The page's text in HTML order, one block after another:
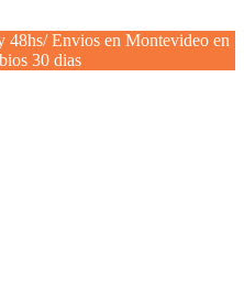
48hs/ Envios en Montevideo en
30 dias